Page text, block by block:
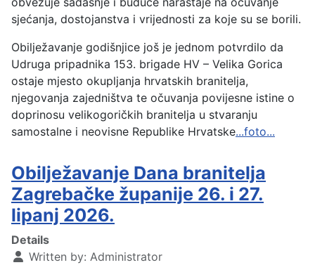
sjećanja, dostojanstva i vrijednosti za koje su se borili.
Obilježavanje godišnjice još je jednom potvrdilo da
Udruga pripadnika 153. brigade HV – Velika Gorica
ostaje mjesto okupljanja hrvatskih branitelja,
njegovanja zajedništva te očuvanja povijesne istine o
doprinosu velikogoričkih branitelja u stvaranju
samostalne i neovisne Republike Hrvatske...foto...
Obilježavanje Dana branitelja
Zagrebačke županije 26. i 27.
lipanj 2026.
Details
Written by: Administrator